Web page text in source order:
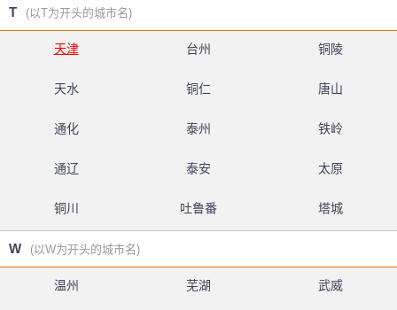
T (以T为开头的城市名)
天津 台州 铜陵
天水 铜仁 唐山
通化 泰州 铁岭
通辽 泰安 太原
铜川 吐鲁番 塔城
W (以W为开头的城市名)
温州 芜湖 武威